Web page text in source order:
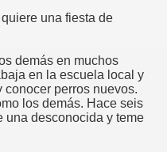
una fiesta de
demás en muchos
en la escuela local y
conocer perros nuevos.
los demás. Hace seis
una desconocida y teme